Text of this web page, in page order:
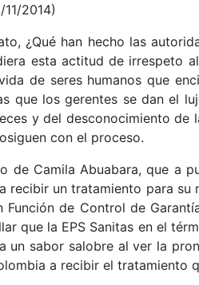
2014)
¿Qué han hecho las
esta actitud de irrespeto
de seres humanos que
que los gerentes se dan el
y del desconocimiento de
con el proceso.
de Camila Abuabara, que a
recibir un tratamiento para
Función de Control de
que la EPS Sanitas en el
un sabor salobre al ver la
a recibir el tratamiento